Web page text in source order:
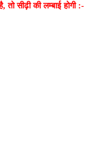
सीढ़ी की लम्बाई होगी :-